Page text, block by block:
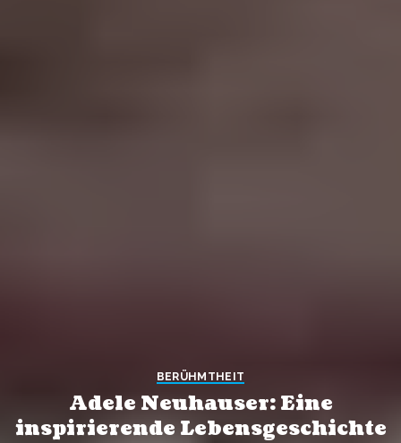
BERÜHMTHEIT
Adele Neuhauser: Eine
inspirierende Lebensgeschichte